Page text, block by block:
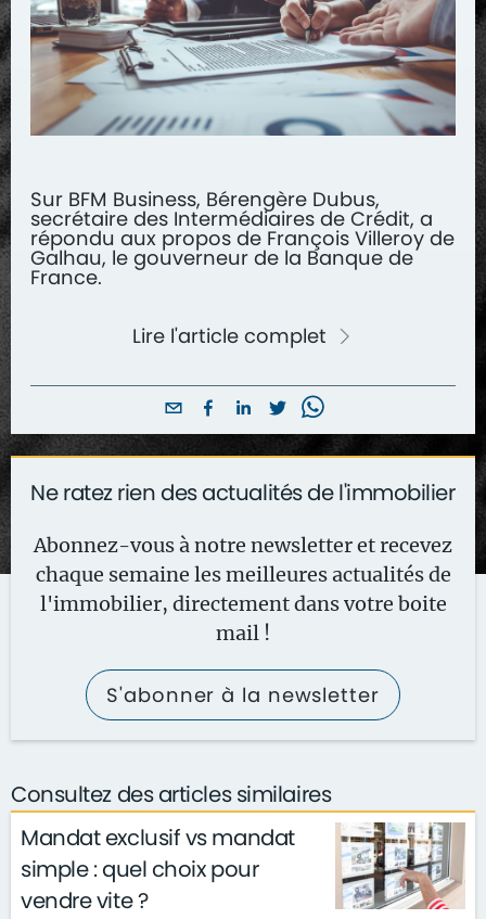
Sur BFM Business, Bérengère Dubus,
secrétaire des Intermédiaires de Crédit, a
répondu aux propos de François Villeroy de
Galhau, le gouverneur de la Banque de
France.
Lire l'article complet
Ne ratez rien des actualités de l'immobilier
Abonnez-vous à notre newsletter et recevez
chaque semaine les meilleures actualités de
l'immobilier, directement dans votre boite
mail !
S'abonner à la newsletter
Consultez des articles similaires
Mandat exclusif vs mandat
simple : quel choix pour
vendre vite ?